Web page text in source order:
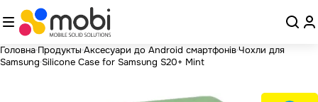
Головна Продукты Аксесуари до Android смартфонівЧохли для
Samsung Silicone Case for Samsung S20+ Mint